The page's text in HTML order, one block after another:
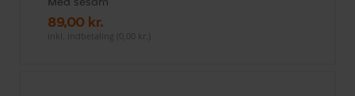
89,00 kr.
inkl. indbetaling (0,00 kr.)